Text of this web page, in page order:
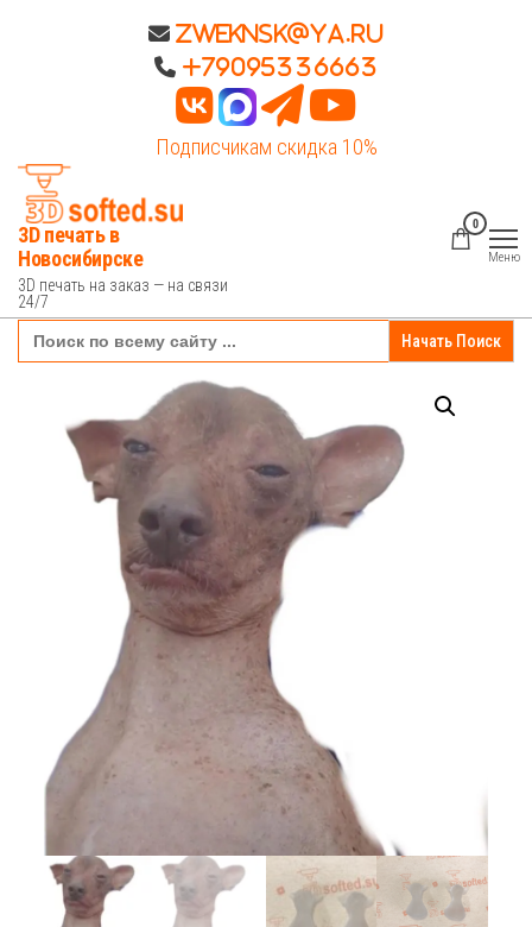
Zweknsk@ya.ru
+79095336663
Подписчикам скидка 10%
3D печать в
Новосибирске
3D печать на заказ — на связи
24/7
0
Меню
Search
for: